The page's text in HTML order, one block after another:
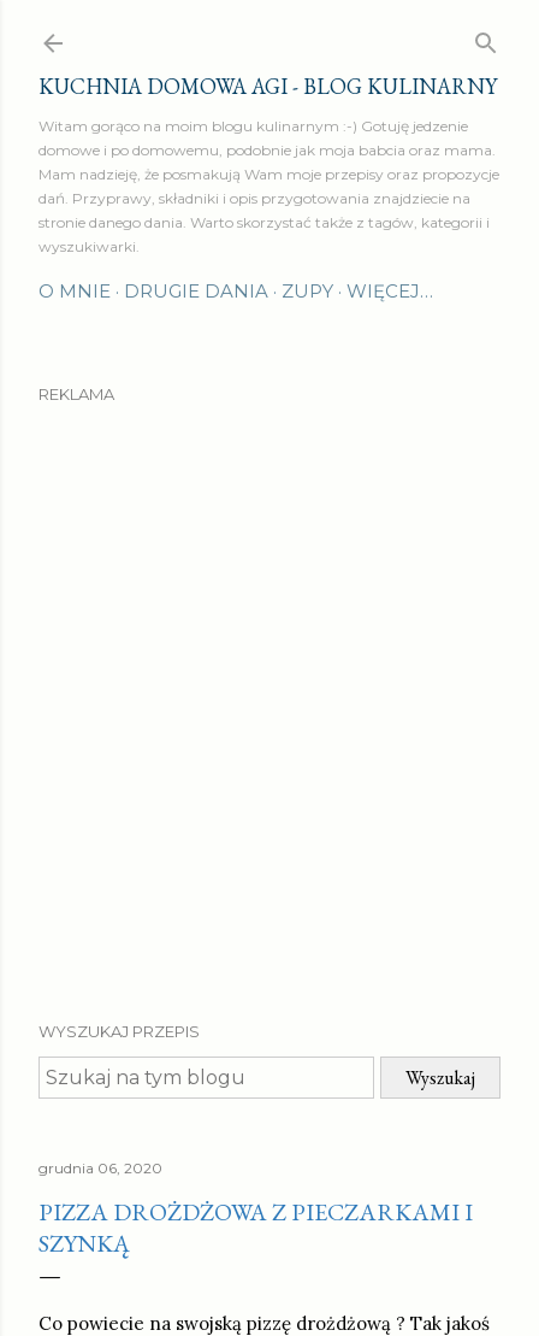
KUCHNIA DOMOWA AGI - BLOG KULINARNY
Witam gorąco na moim blogu kulinarnym :-) Gotuję jedzenie
domowe i po domowemu, podobnie jak moja babcia oraz mama.
Mam nadzieję, że posmakują Wam moje przepisy oraz propozycje
dań. Przyprawy, składniki i opis przygotowania znajdziecie na
stronie danego dania. Warto skorzystać także z tagów, kategorii i
wyszukiwarki.
O MNIE DRUGIE DANIA ZUPY WIĘCEJ…
REKLAMA
WYSZUKAJ PRZEPIS
grudnia 06, 2020
PIZZA DROŻDŻOWA Z PIECZARKAMI I
SZYNKĄ
Co powiecie na swojską pizzę drożdżową ? Tak jakoś